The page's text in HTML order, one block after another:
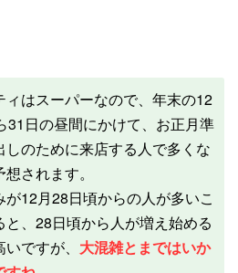
ィはスーパーなので、年末の12
31日の昼間にかけて、お正月準
しのために来店する人で多くな
されます。
が12月28日頃からの人が多いこ
と、28日頃から人が増え始める
ですが、 大混雑とまではいか